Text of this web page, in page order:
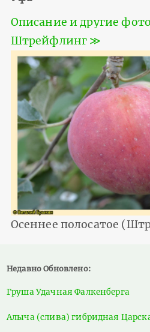
Описание и другие
Штрейфлинг ≫
Осеннее полосатое
Недавно Обновлено:
Груша Удачная Фалкенберга
Алыча (слива) гибридная